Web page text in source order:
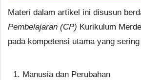
Materi dalam artikel ini disusun
Pembelajaran (CP) Kurikulum
pada kompetensi utama yang
Manusia dan Perubahan